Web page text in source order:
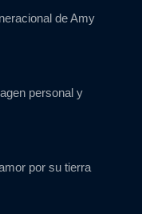
de Amy
personal y
por su tierra